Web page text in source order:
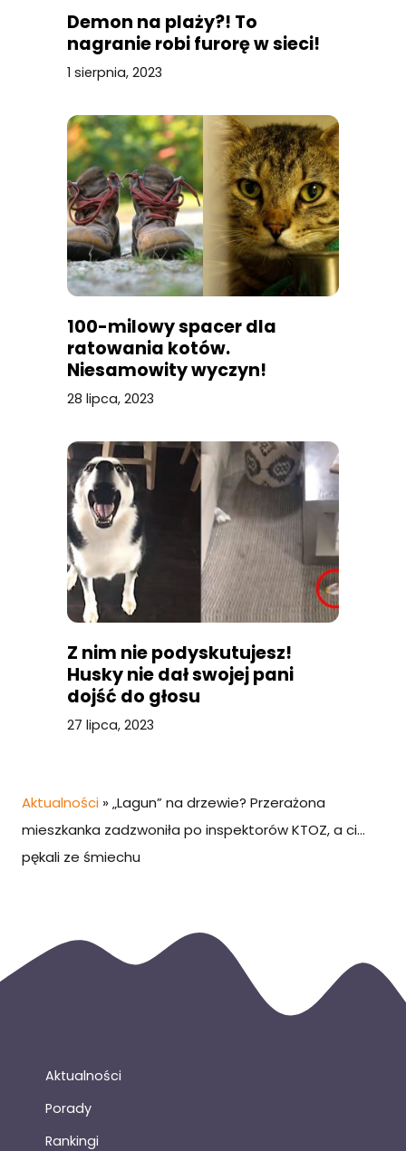
Demon na plaży?! To
nagranie robi furorę w sieci!
1 sierpnia, 2023
100-milowy spacer dla
ratowania kotów.
Niesamowity wyczyn!
28 lipca, 2023
Z nim nie podyskutujesz!
Husky nie dał swojej pani
dojść do głosu
27 lipca, 2023
Aktualności » „Lagun” na drzewie? Przerażona
mieszkanka zadzwoniła po inspektorów KTOZ, a ci…
pękali ze śmiechu
Aktualności
Porady
Rankingi